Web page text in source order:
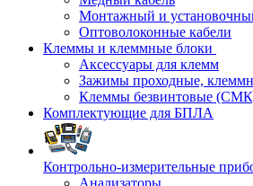
Монтажный и
Оптоволоконные кабели
Клеммы и клеммные блоки
Аксессуары для клемм
Зажимы проходные,
Клеммы безвинтовые
Комплектующие для БПЛА
Контрольно-измерительные
Анализаторы